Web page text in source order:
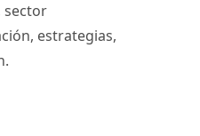
sector
estrategias,